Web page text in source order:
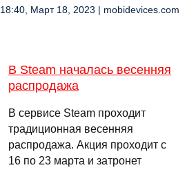
18:40, Март 18, 2023 | mobidevices.com
В Steam началась весенняя
распродажа
В сервисе Steam проходит
традиционная весенняя
распродажа. Акция проходит с
16 по 23 марта и затронет